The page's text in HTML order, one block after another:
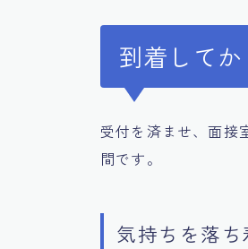
到着して
受付を済ませ、面接
間です。
気持ちを落